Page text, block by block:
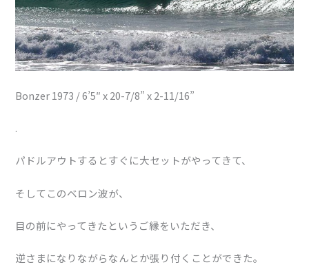
Bonzer 1973 / 6’5″ x 20-7/8” x 2-11/16”
.
パドルアウトするとすぐに大セットがやってきて、
そしてこのベロン波が、
目の前にやってきたというご縁をいただき、
逆さまになりながらなんとか張り付くことができた。